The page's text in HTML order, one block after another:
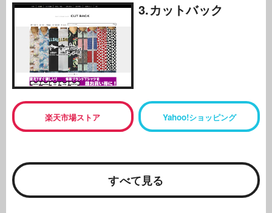
3.カットバック
楽天市場ストア Yahoo!ショッピング
すべて見る